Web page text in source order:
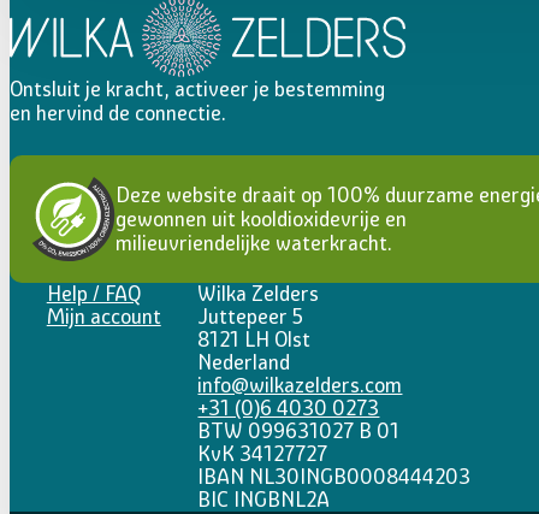
Ontsluit je kracht, activeer je bestemming
en hervind de connectie.
Deze website draait op 100% duurzame
gewonnen uit kooldioxidevrije en
milieuvriendelijke waterkracht.
Help / FAQ
Mijn account
Wilka Zelders
Juttepeer 5
8121 LH Olst
Nederland
info@wilkazelders.com
+31 (0)6 4030 0273
BTW 099631027 B 01
KvK 34127727
IBAN NL30INGB0008444203
BIC INGBNL2A